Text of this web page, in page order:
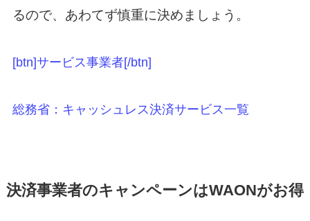
るので、あわてず慎重に決めましょう。
[btn]サービス事業者[/btn]
総務省：キャッシュレス決済サービス一覧
決済事業者のキャンペーンはWAONがお得